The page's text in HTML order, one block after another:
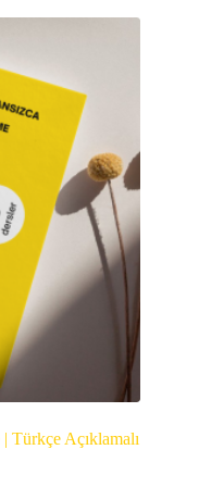
Türkçe Açıklamalı